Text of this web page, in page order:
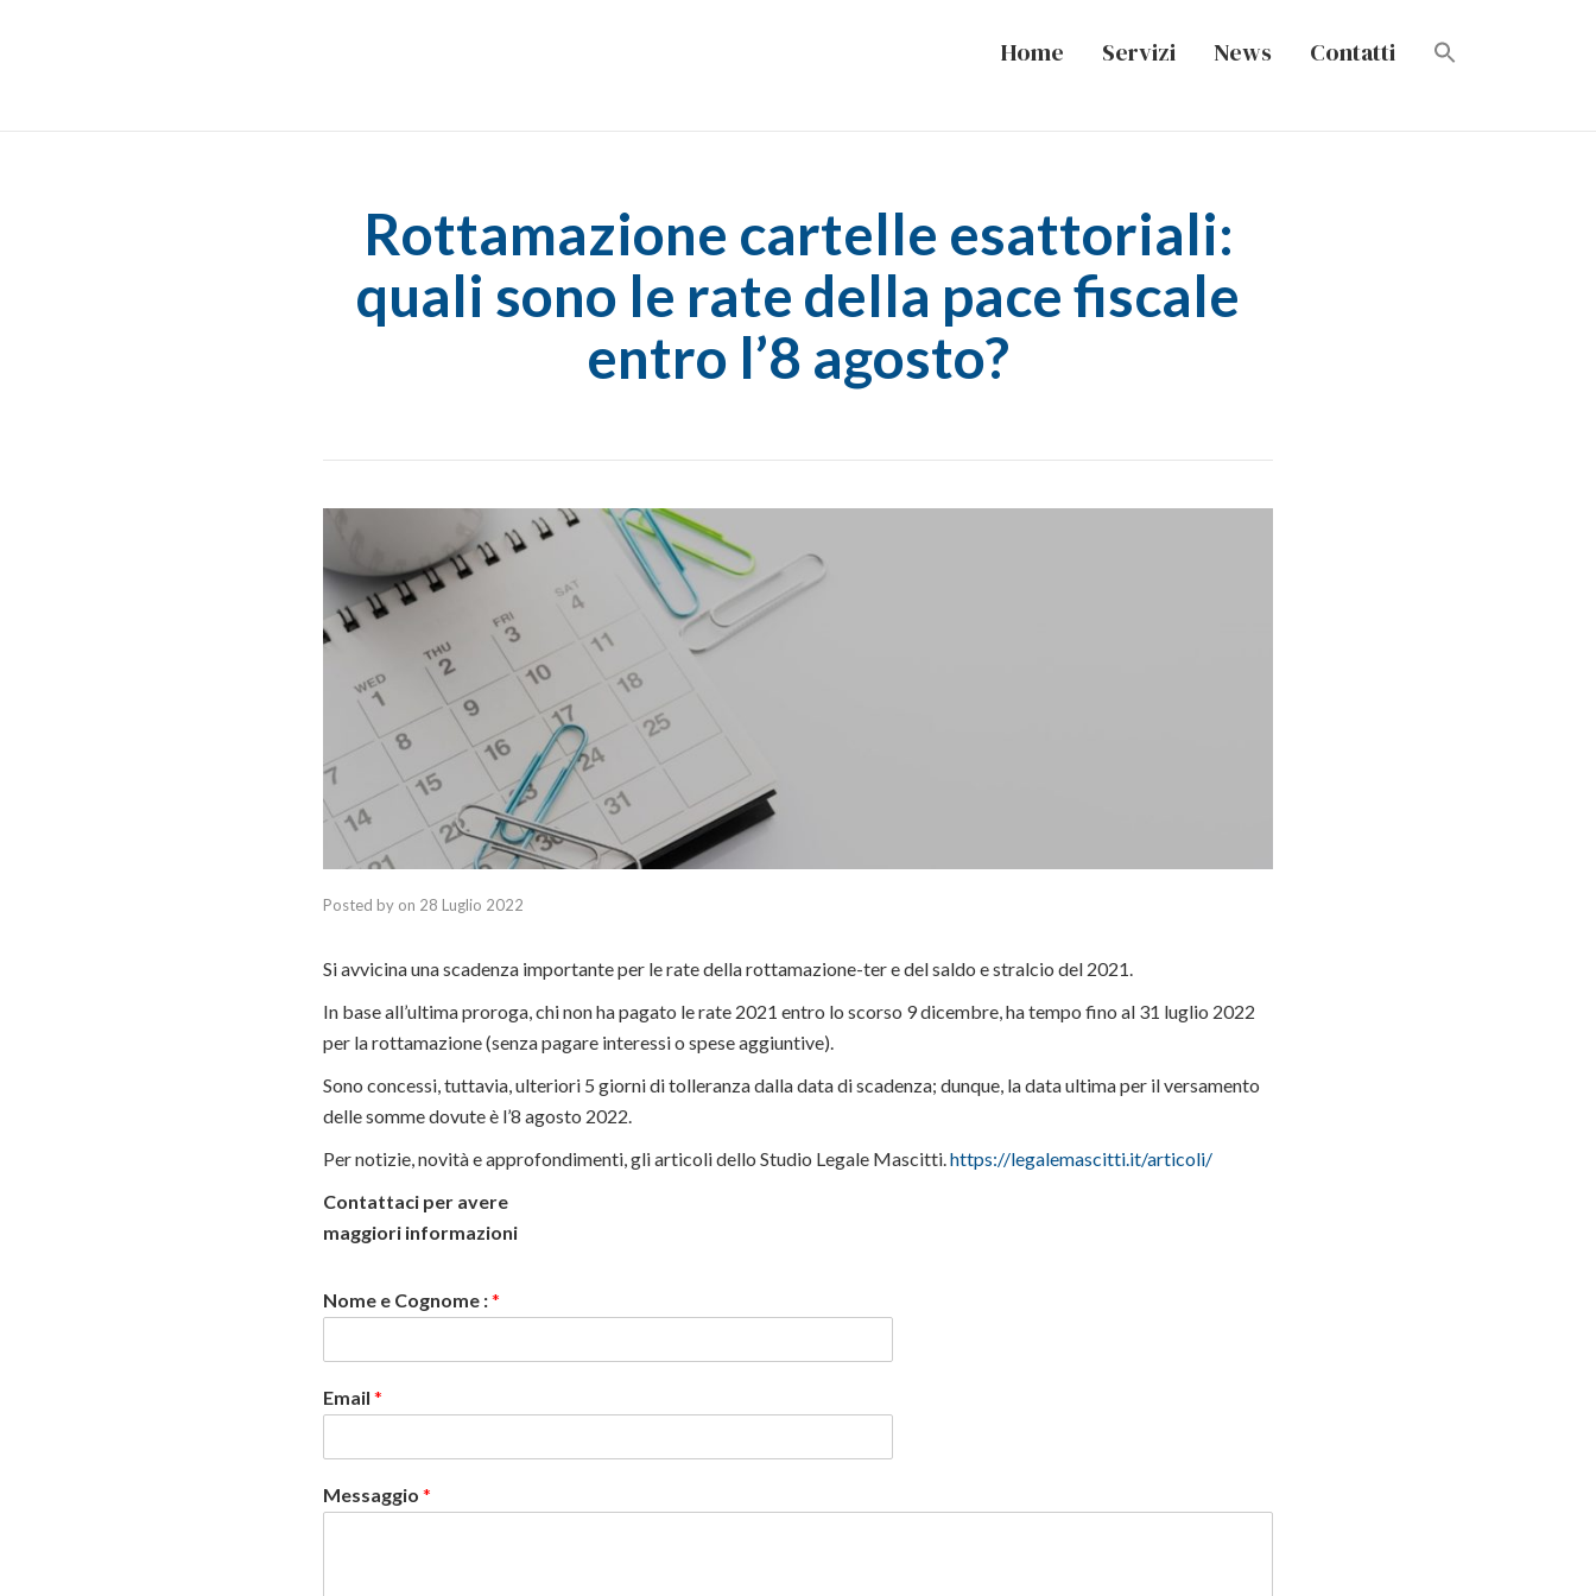
Home Servizi News Contatti
Rottamazione cartelle esattoriali:
quali sono le rate della pace fiscale
entro l’8 agosto?
Posted by on 28 Luglio 2022
Si avvicina una scadenza importante per le rate della rottamazione-ter e del saldo e stralcio del 2021.
In base all’ultima proroga, chi non ha pagato le rate 2021 entro lo scorso 9 dicembre, ha tempo fino al 31 luglio 2022
per la rottamazione (senza pagare interessi o spese aggiuntive).
Sono concessi, tuttavia, ulteriori 5 giorni di tolleranza dalla data di scadenza; dunque, la data ultima per il versamento
delle somme dovute è l’8 agosto 2022.
Per notizie, novità e approfondimenti, gli articoli dello Studio Legale Mascitti.https://legalemascitti.it/articoli/
Contattaci per avere
maggiori informazioni
Nome e Cognome :*
Email *
Messaggio *